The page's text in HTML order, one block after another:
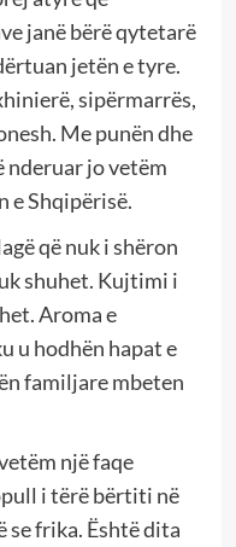
janë bërë qytetarë
jetën e tyre.
sipërmarrës,
Me punën dhe
nderuar jo vetëm
e Shqipërisë.
që nuk i shëron
shuhet. Kujtimi i
Aroma e
u hodhën hapat e
familjare mbeten
një faqe
i tërë bërtiti në
se frika. Është dita